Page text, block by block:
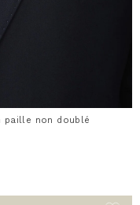
paille non doublé